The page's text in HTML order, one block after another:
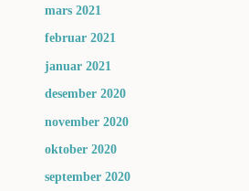
mars 2021
februar 2021
januar 2021
desember 2020
november 2020
oktober 2020
september 2020